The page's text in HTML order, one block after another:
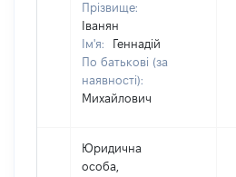
Прізвище:
Іванян
Ім'я:
Геннадій
По батькові (за
наявності):
Михайлович
Юридична
особа,